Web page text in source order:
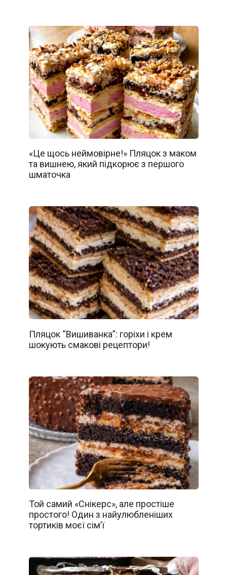
«Це щось неймовірне!» Пляцок з маком
та вишнею, який підкорює з першого
шматочка
Пляцок “Вишиванка”: горіхи і крем
шокують смакові рецептори!
Той самий «Снікерс», але простіше
простого! Один з найулюбленіших
тортиків моєї сім’ї